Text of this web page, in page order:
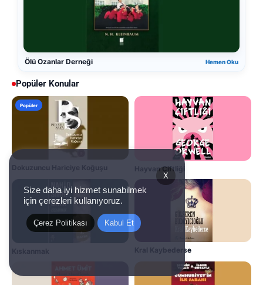
Ölü Ozanlar Derneği Hemen Oku
Popüler Konular
Popüler
Dokuzuncu Hariciye Koğuşu Hayvan Çiftliği
Kıskanmak Kral Kaybederse
X
Size daha iyi hizmet sunabilmek
için çerezleri kullanıyoruz.
Çerez Politikası Kabul Et